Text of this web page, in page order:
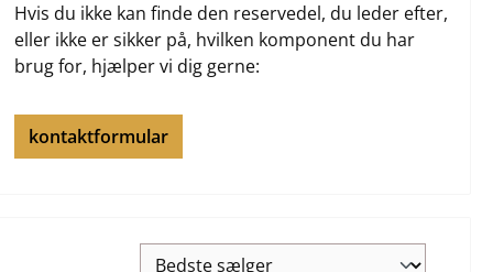
Hvis du ikke kan finde den reservedel, du leder efter,
eller ikke er sikker på, hvilken komponent du har
brug for, hjælper vi dig gerne:
kontaktformular